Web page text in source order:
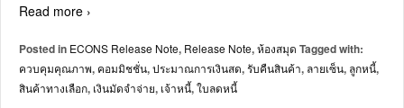
Read more ›
Posted in ECONS Release Note, Release Note,ห้องสมุด Tagged with:
ควบคุมคุณภาพ, คอมมิชชั่น,ประมาณการเงินสด,รับคืนสินค้า, ลายเซ็น, ลูกหนี้,
สินค้าทางเลือก, เงินมัดจำจ่าย, เจ้าหนี้,ใบลดหนี้